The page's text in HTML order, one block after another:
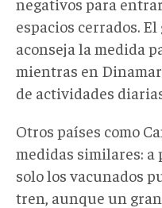
espacios cerrados.
aconseja la medida
mientras en
de actividades
Otros países como
medidas similares:
solo los vacunados
tren, aunque un